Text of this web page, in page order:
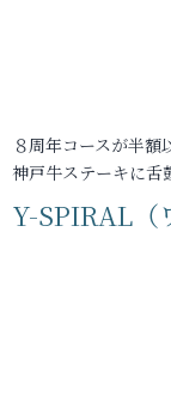
８周年コースが半額
神戸牛ステーキに舌
Y-SPIRAL（